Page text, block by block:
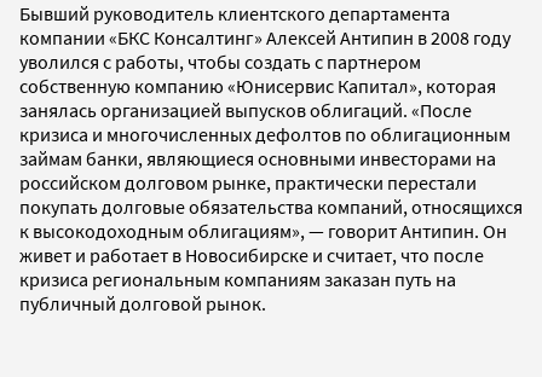
Бывший руководитель клиентского департамента
компании «БКС Консалтинг» Алексей Антипин в 2008 году
уволился с работы, чтобы создать с партнером
собственную компанию «Юнисервис Капитал», которая
занялась организацией выпусков облигаций. «После
кризиса и многочисленных дефолтов по облигационным
займам банки, являющиеся основными инвесторами на
российском долговом рынке, практически перестали
покупать долговые обязательства компаний, относящихся
к высокодоходным облигациям», — говорит Антипин. Он
живет и работает в Новосибирске и считает, что после
кризиса региональным компаниям заказан путь на
публичный долговой рынок.